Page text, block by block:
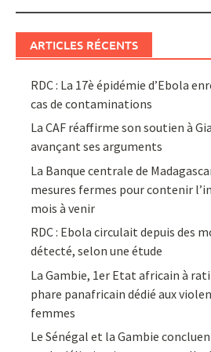
ARTICLES RÉCENTS
RDC : La 17è épidémie d’Ebola
cas de contaminations
La CAF réaffirme son soutien à
avançant ses arguments
La Banque centrale de
mesures fermes pour contenir
mois à venir
RDC : Ebola circulait depuis des
détecté, selon une étude
La Gambie, 1er Etat africain à
phare panafricain dédié aux
femmes
Le Sénégal et la Gambie